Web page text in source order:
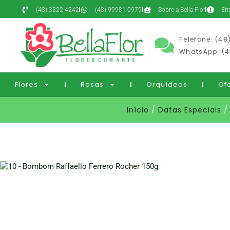
(48) 3322-4242 (48) 99981-0979 Sobre a Bella Flor
Telefone:
WhatsApp:
Flores Rosas Orquídeas
Início / Datas Especiais /